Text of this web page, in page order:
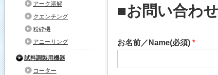
■お問い合わ
お名前／Name(必須) *
アーク溶解
クエンチング
粉砕機
アニーリング
試料調製用機器
コーター